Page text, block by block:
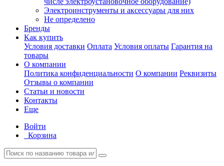
Электроинструменты и аксессуары для них
Не определено
Бренды
Как купить
Условия доставки Оплата Условия оплаты Гарантия на
товары
О компании
Политика конфиденциальности О компании Реквизиты
Отзывы о компании
Статьи и новости
Контакты
Еще
Войти
Корзина